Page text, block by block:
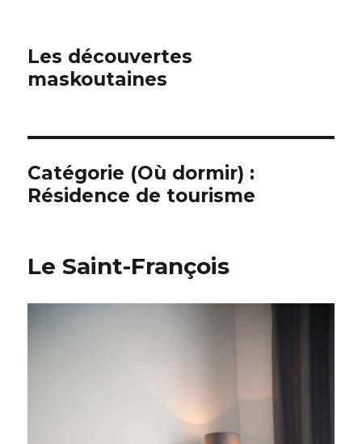
Les découvertes
maskoutaines
Catégorie (Où dormir) :
Résidence de tourisme
Le Saint-François